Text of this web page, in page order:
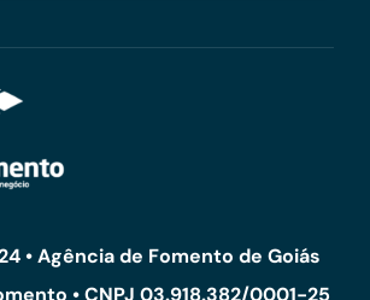
• Agência de Fomento de Goiás
• CNPJ 03.918.382/0001-25